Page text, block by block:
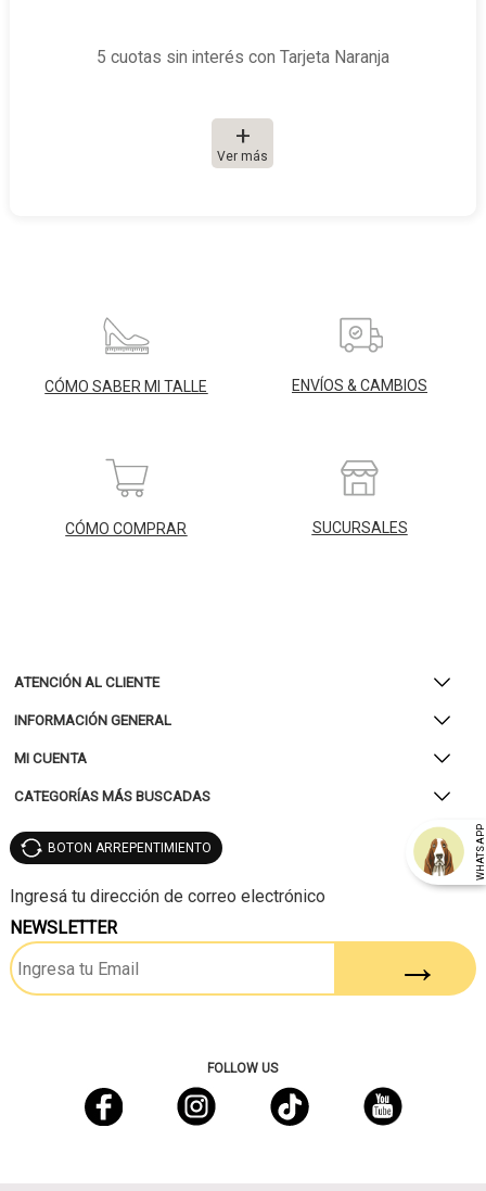
5 cuotas sin interés con Tarjeta Naranja
Ver más
CÓMO SABER MI TALLE ENVÍOS & CAMBIOS
CÓMO COMPRAR SUCURSALES
ATENCIÓN AL CLIENTE
INFORMACIÓN GENERAL
MI CUENTA
CATEGORÍAS MÁS BUSCADAS
WHATSAPP
BOTON ARREPENTIMIENTO
NEWSLETTER
FOLLOW US